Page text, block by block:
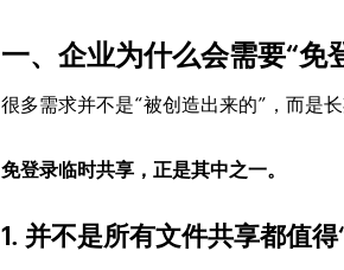
一、企业为什么会需要“免
很多需求并不是“被创造出来的”，而是
免登录临时共享，正是其中之一。
1. 并不是所有文件共享都值